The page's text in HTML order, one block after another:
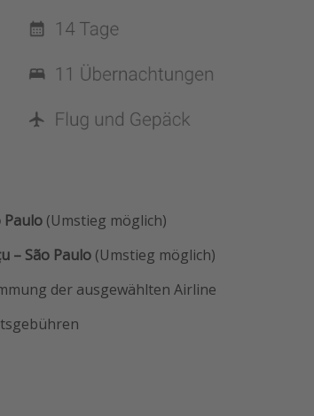
Paulo (Umstieg möglich)
– São Paulo (Umstieg möglich)
der ausgewählten Airline